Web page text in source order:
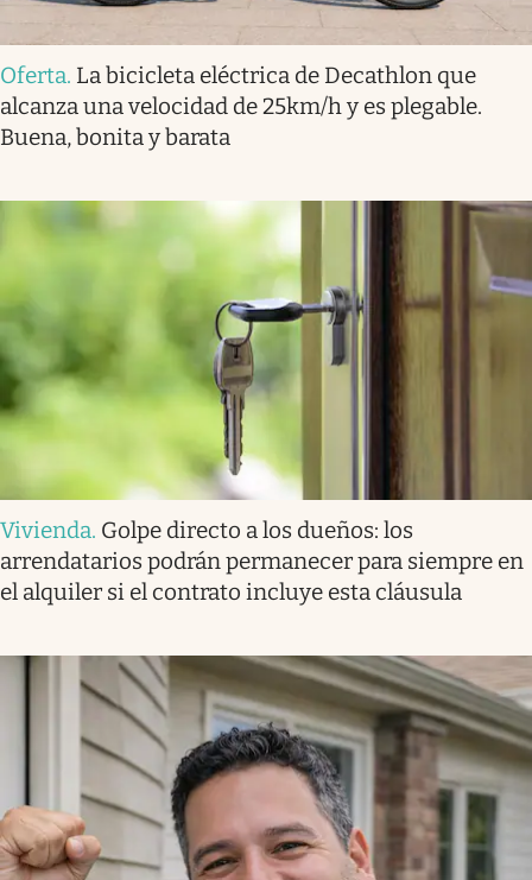
Oferta. La bicicleta eléctrica de Decathlon que
alcanza una velocidad de 25km/h y es plegable.
Buena, bonita y barata
Vivienda. Golpe directo a los dueños: los
arrendatarios podrán permanecer para siempre en
el alquiler si el contrato incluye esta cláusula